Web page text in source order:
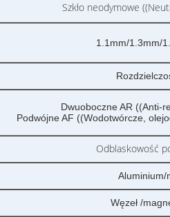
Szkło neodymowe
1.1mm/1.3mm/
Dwuoboczne AR ((Anti-
Podwójne AF ((Wodotwórcze,
Odblaskowość
Aluminium/
Węzeł /